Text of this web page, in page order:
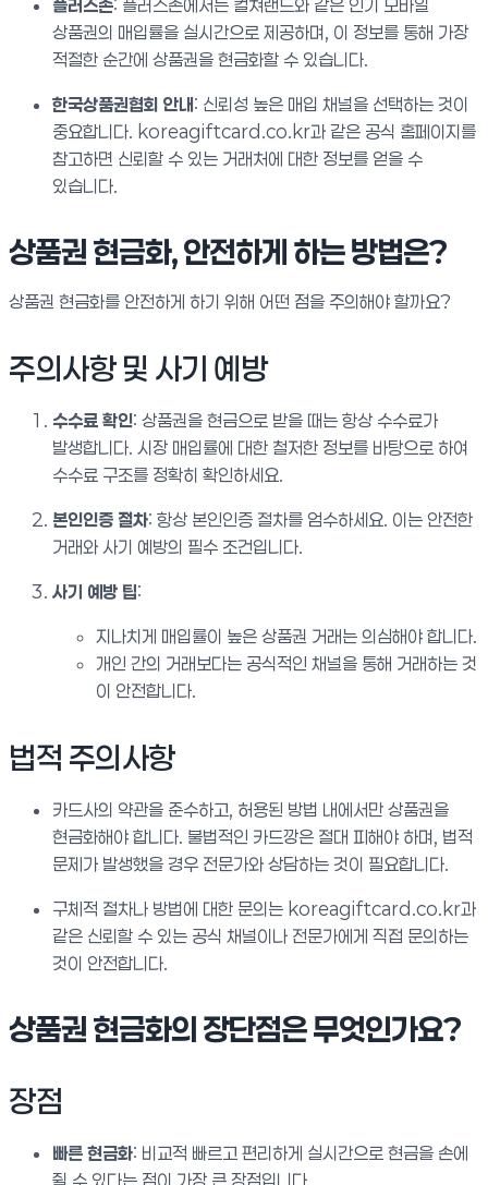
플러스존: 플러스존에서는 컬쳐랜드와 같은 인기 모바일
상품권의 매입률을 실시간으로 제공하며, 이 정보를 통해 가장
적절한 순간에 상품권을 현금화할 수 있습니다.
한국상품권협회 안내: 신뢰성 높은 매입 채널을 선택하는 것이
중요합니다. koreagiftcard.co.kr과 같은 공식 홈페이지를
참고하면 신뢰할 수 있는 거래처에 대한 정보를 얻을 수
있습니다.
상품권 현금화, 안전하게 하는 방법은?
상품권 현금화를 안전하게 하기 위해 어떤 점을 주의해야 할까요?
주의사항 및 사기 예방
수수료 확인: 상품권을 현금으로 받을 때는 항상 수수료가
발생합니다. 시장 매입률에 대한 철저한 정보를 바탕으로 하여
수수료 구조를 정확히 확인하세요.
본인인증 절차: 항상 본인인증 절차를 엄수하세요. 이는 안전한
거래와 사기 예방의 필수 조건입니다.
사기 예방 팁:
지나치게 매입률이 높은 상품권 거래는 의심해야 합니다.
개인 간의 거래보다는 공식적인 채널을 통해 거래하는 것
이 안전합니다.
법적 주의사항
카드사의 약관을 준수하고, 허용된 방법 내에서만 상품권을
현금화해야 합니다. 불법적인 카드깡은 절대 피해야 하며, 법적
문제가 발생했을 경우 전문가와 상담하는 것이 필요합니다.
구체적 절차나 방법에 대한 문의는 koreagiftcard.co.kr과
같은 신뢰할 수 있는 공식 채널이나 전문가에게 직접 문의하는
것이 안전합니다.
상품권 현금화의 장단점은 무엇인가요?
장점
빠른 현금화: 비교적 빠르고 편리하게 실시간으로 현금을 손에
쥘 수 있다는 점이 가장 큰 장점입니다.